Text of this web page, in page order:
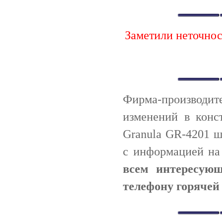
Заметили
Фирма-
изменений в
Granula GR-4201
с информацией
всем
телефону